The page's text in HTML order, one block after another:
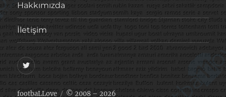
Hakkımızda
İletişim
@footballove
footbaLLove © 2008 – 2026